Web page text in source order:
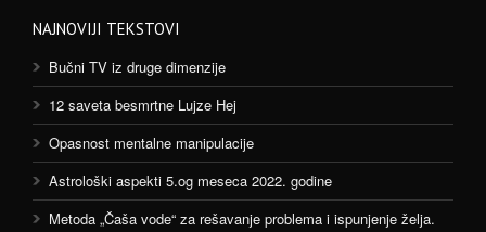
NAJNOVIJI TEKSTOVI
Bučni TV iz druge dimenzije
12 saveta besmrtne Lujze Hej
Opasnost mentalne manipulacije
Astrološki aspekti 5.og meseca 2022. godine
Metoda „Čaša vode“ za rešavanje problema i ispunjenje želja.